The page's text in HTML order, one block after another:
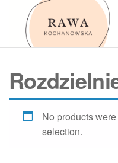
Przejdź
No products
selection.